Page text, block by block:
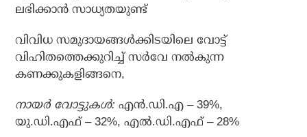
ലഭിക്കാന്‍ സാധ്യതയുണ്ട്
വിവിധ സമുദായങ്ങള്‍ക്കിടയിലെ വോട്ട്
വിഹിതത്തെക്കുറിച്ച് സര്‍വേ നല്‍കുന്ന
കണക്കുകളിങ്ങനെ,
നായര്‍ വോട്ടുകള്‍: എന്‍.ഡി.എ – 39%,
യു.ഡി.എഫ് – 32%, എല്‍.ഡി.എഫ് – 28%